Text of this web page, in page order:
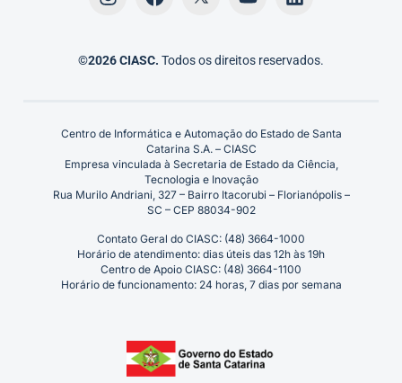
©2026 CIASC. Todos os direitos reservados.
Centro de Informática e Automação do Estado de Santa
Catarina S.A. – CIASC
Empresa vinculada à Secretaria de Estado da Ciência,
Tecnologia e Inovação
Rua Murilo Andriani, 327 – Bairro Itacorubi – Florianópolis –
SC – CEP 88034-902
Contato Geral do CIASC: (48) 3664-1000
Horário de atendimento: dias úteis das 12h às 19h
Centro de Apoio CIASC: (48) 3664-1100
Horário de funcionamento: 24 horas, 7 dias por semana